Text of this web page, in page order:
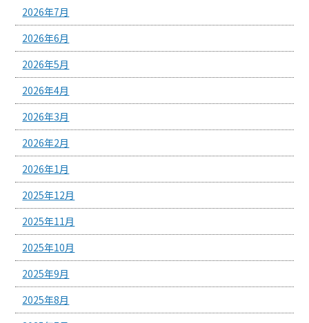
2026年7月
2026年6月
2026年5月
2026年4月
2026年3月
2026年2月
2026年1月
2025年12月
2025年11月
2025年10月
2025年9月
2025年8月